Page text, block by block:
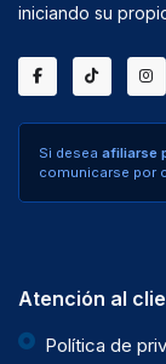
iniciando su
Si desea afiliarse
comunicarse por
Atención al
Política de